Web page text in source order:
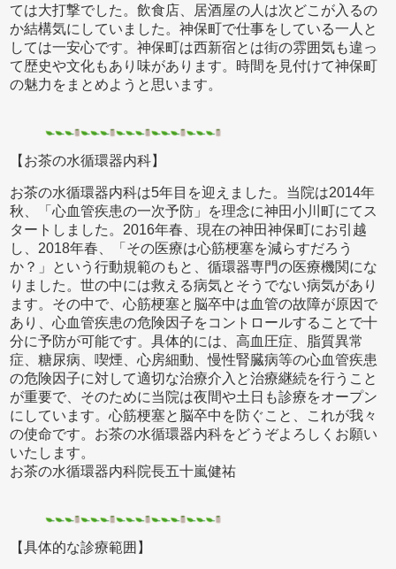
ては大打撃でした。飲食店、居酒屋の人は次どこが入るの
か結構気にしていました。神保町で仕事をしている一人と
しては一安心です。神保町は西新宿とは街の雰囲気も違っ
て歴史や文化もあり味があります。時間を見付けて神保町
の魅力をまとめようと思います。
【お茶の水循環器内科】
お茶の水循環器内科は5年目を迎えました。当院は2014年
秋、「心血管疾患の一次予防」を理念に神田小川町にてス
タートしました。2016年春、現在の神田神保町にお引越
し、2018年春、「その医療は心筋梗塞を減らすだろう
か？」という行動規範のもと、循環器専門の医療機関にな
りました。世の中には救える病気とそうでない病気があり
ます。その中で、心筋梗塞と脳卒中は血管の故障が原因で
あり、心血管疾患の危険因子をコントロールすることで十
分に予防が可能です。具体的には、高血圧症、脂質異常
症、糖尿病、喫煙、心房細動、慢性腎臓病等の心血管疾患
の危険因子に対して適切な治療介入と治療継続を行うこと
が重要で、そのために当院は夜間や土日も診療をオープン
にしています。心筋梗塞と脳卒中を防ぐこと、これが我々
の使命です。お茶の水循環器内科をどうぞよろしくお願い
いたします。
お茶の水循環器内科院長五十嵐健祐
【具体的な診療範囲】